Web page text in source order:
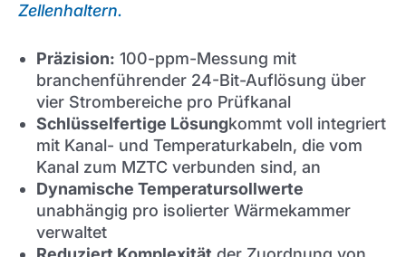
Zellenhaltern.
Präzision: 100-ppm-Messung mit
branchenführender 24-Bit-Auflösung über
vier Strombereiche pro Prüfkanal
Schlüsselfertige Lösungkommt voll integriert
mit Kanal- und Temperaturkabeln, die vom
Kanal zum MZTC verbunden sind, an
Dynamische Temperatursollwerte
unabhängig pro isolierter Wärmekammer
verwaltet